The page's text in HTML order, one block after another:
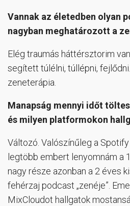
Vannak az életedben olyan
nagyban meghatározott a
Elég traumás háttérsztorim
segített túlélni, túllépni,
zeneterápia.
Manapság mennyi időt
és milyen platformokon
Változó. Valószínűleg a
legtöbb embert lenyomnám a
nagy része azonban a 2 éves
fehérzaj podcast „zenéje”.
MixCloudot hallgatok